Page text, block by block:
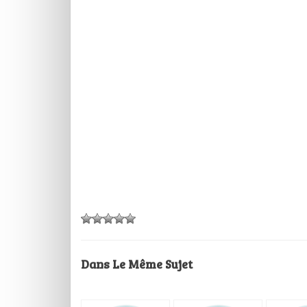
Dans Le Même Sujet